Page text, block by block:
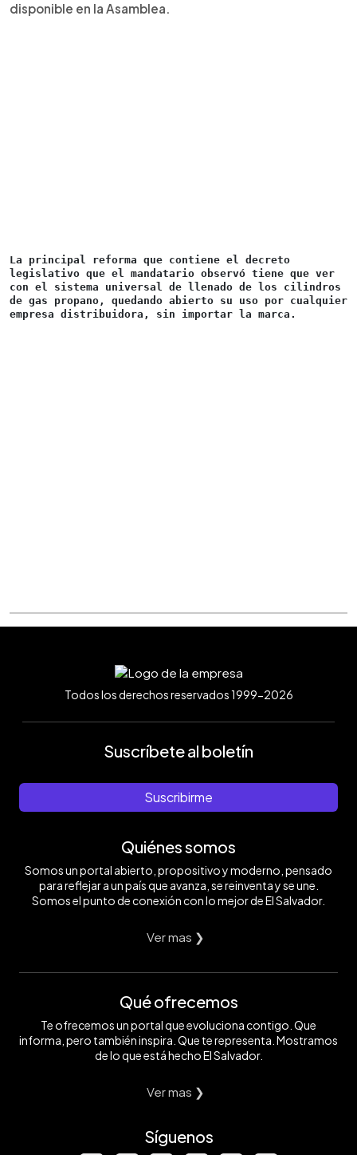
disponible en la Asamblea.
La principal reforma que contiene el decreto
legislativo que el mandatario observó tiene que ver
con el sistema universal de llenado de los cilindros
de gas propano, quedando abierto su uso por cualquier
empresa distribuidora, sin importar la marca.
Todos los derechos reservados 1999-2026
Suscríbete al boletín
Suscribirme
Quiénes somos
Somos un portal abierto, propositivo y moderno, pensado
para reflejar a un país que avanza, se reinventa y se une.
Somos el punto de conexión con lo mejor de El Salvador.
Ver mas ❯
Qué ofrecemos
Te ofrecemos un portal que evoluciona contigo. Que
informa, pero también inspira. Que te representa. Mostramos
de lo que está hecho El Salvador.
Ver mas ❯
Síguenos